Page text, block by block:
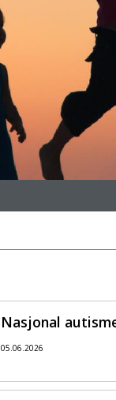
Nasjonal
05.06.2026